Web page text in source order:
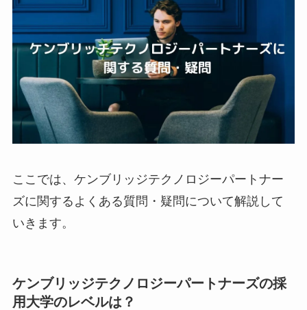
ここでは、ケンブリッジテクノロジーパートナー
ズに関するよくある質問・疑問について解説して
いきます。
ケンブリッジテクノロジーパートナーズの採
用大学のレベルは？